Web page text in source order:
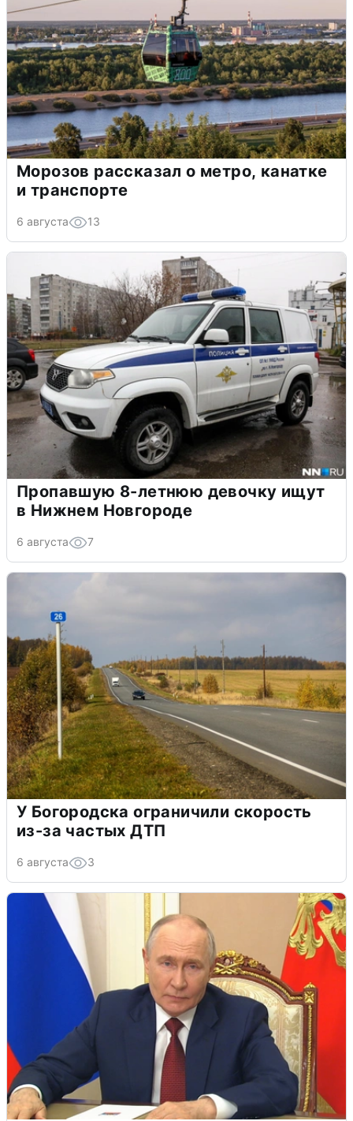
Морозов рассказал о метро, канатке
и транспорте
6 августа 13
Пропавшую 8-летнюю девочку ищут
в Нижнем Новгороде
6 августа 7
У Богородска ограничили скорость
из-за частых ДТП
6 августа 3